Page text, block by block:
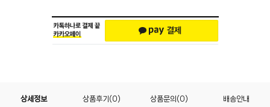
상세정보 상품후기(0) 상품문의(0) 배송안내